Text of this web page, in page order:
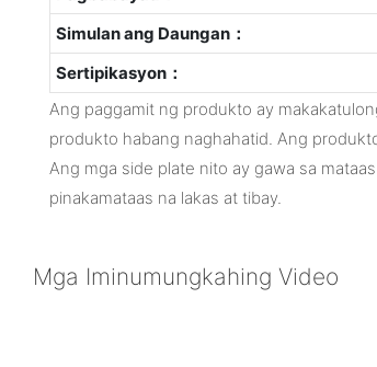
Simulan ang Daungan：
Sertipikasyon：
Ang paggamit ng produkto ay
produkto habang naghahatid. Ang
Ang mga side plate nito ay gawa sa
pinakamataas na lakas at tibay.
Mga Iminumungkahing Video